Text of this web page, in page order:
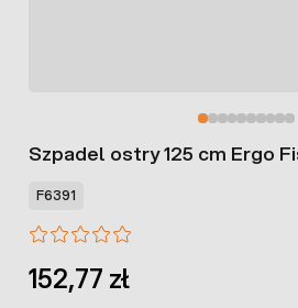
Szpadel ostry 125 cm Ergo
F6391
152,77 zł